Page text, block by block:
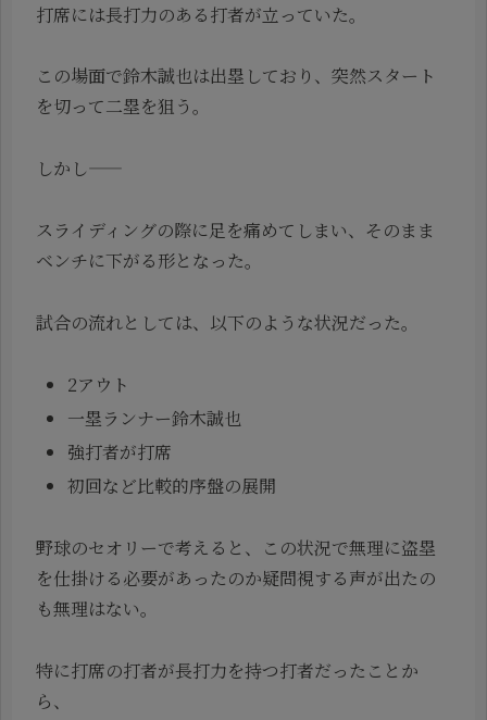
打席には長打力のある打者が立っていた。
この場面で鈴木誠也は出塁しており、突然スタート
を切って二塁を狙う。
しかし――
スライディングの際に足を痛めてしまい、そのまま
ベンチに下がる形となった。
試合の流れとしては、以下のような状況だった。
2アウト
一塁ランナー鈴木誠也
強打者が打席
初回など比較的序盤の展開
野球のセオリーで考えると、この状況で無理に盗塁
を仕掛ける必要があったのか疑問視する声が出たの
も無理はない。
特に打席の打者が長打力を持つ打者だったことか
ら、